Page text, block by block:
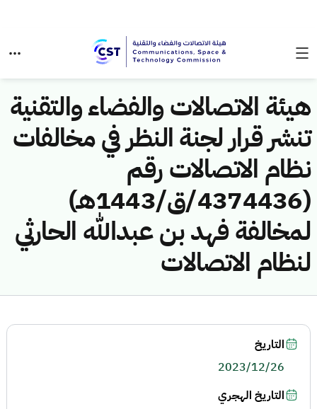
هيئة الاتصالات والفضاء والتقنية
تنشر قرار لجنة النظر في مخالفات
نظام الاتصالات رقم
(4374436/ق/1443هـ)
لمخالفة فهد بن عبدالله الحارثي
لنظام الاتصالات
التاريخ
2023/12/26
التاريخ الهجري